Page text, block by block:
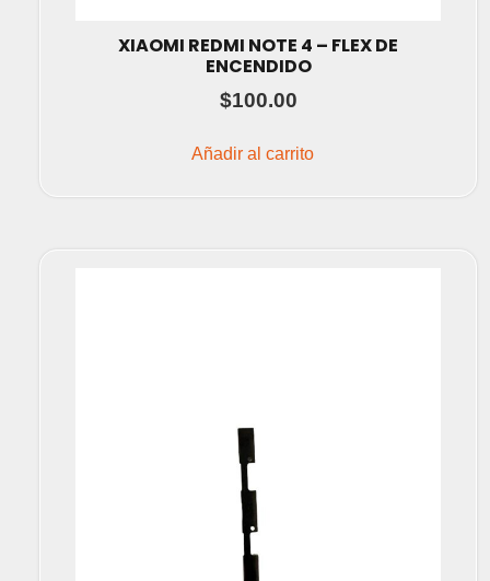
XIAOMI REDMI NOTE 4 – FLEX DE
ENCENDIDO
$100.00
Añadir al carrito